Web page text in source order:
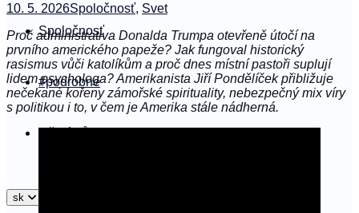
Spoločnosť
#podrobne
sk
10. 5. 2026Spoločnosť, Svet
Proč administrativa Donalda Trumpa otevřeně útočí na
prvního amerického papeže? Jak fungoval historický
rasismus vůči katolíkům a proč dnes místní pastoři suplují
lidem psychologa? Amerikanista Jiří Pondělíček přibližuje
nečekané kořeny zámořské spirituality, nebezpečný mix víry
s politikou i to, v čem je Amerika stále nádherná.